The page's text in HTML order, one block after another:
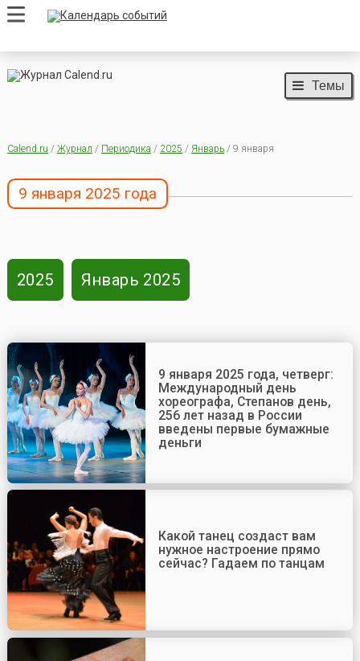
Темы
Calend.ru / Журнал / Периодика / 2025 / Январь/ 9 января
9 января 2025 года
2025 Январь 2025
9 января 2025 года, четверг:
Международный день
хореографа, Степанов день,
256 лет назад в России
введены первые бумажные
деньги
Какой танец создаст вам
нужное настроение прямо
сейчас? Гадаем по танцам